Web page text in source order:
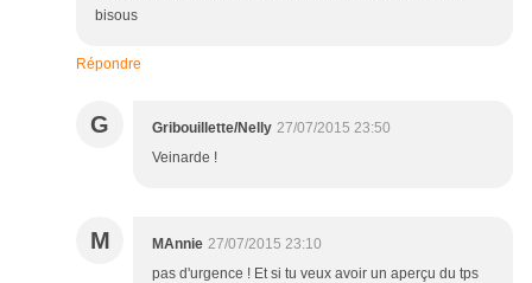
bisous
Répondre
G Gribouillette/Nelly 27/07/2015 23:50
Veinarde !
M MAnnie 27/07/2015 23:10
pas d'urgence ! Et si tu veux avoir un aperçu du tps